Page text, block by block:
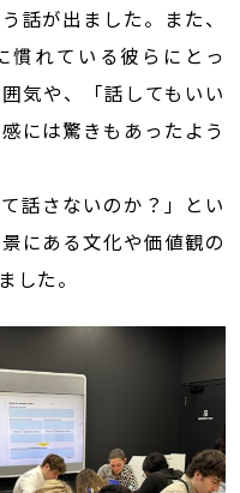
話が出ました。また、
慣れている彼らにとっ
気や、「話してもいい
には驚きもあったよう
話さないのか？」とい
にある文化や価値観の
した。